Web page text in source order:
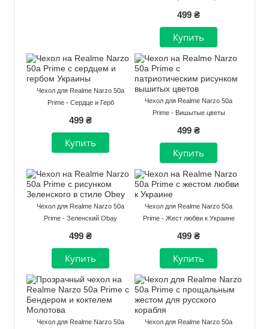
499 ₴
Чехол для Realme Narzo 50a
Prime - Сердце и Герб
499 ₴
Чехол для Realme Narzo 50a
Prime - Вишытые цветы
499 ₴
Чехол для Realme Narzo 50a
Prime - Зеленский Obay
499 ₴
Чехол для Realme Narzo 50a
Prime - Жест любви к Украине
499 ₴
Чехол для Realme Narzo 50a
Чехол для Realme Narzo 50a